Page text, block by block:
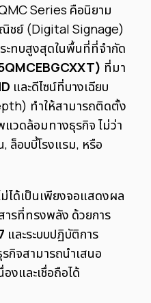
Series คือนิยาม
ชย์ (Digital Signage)
ะทบสูงสุดในพื้นที่ที่จำกัด
ที่มา
และดีไซน์ที่บางเฉียบ
ทำให้สามารถติดตั้ง
วดล้อมทางธุรกิจ ไม่ว่า
ล็อบบี้โรงแรม, หรือ
ได้เป็นเพียงจอแสดงผล
รที่ทรงพลัง ด้วยการ
และระบบปฏิบัติการ
กิจสามารถนำเสนอ
งและเชื่อถือได้